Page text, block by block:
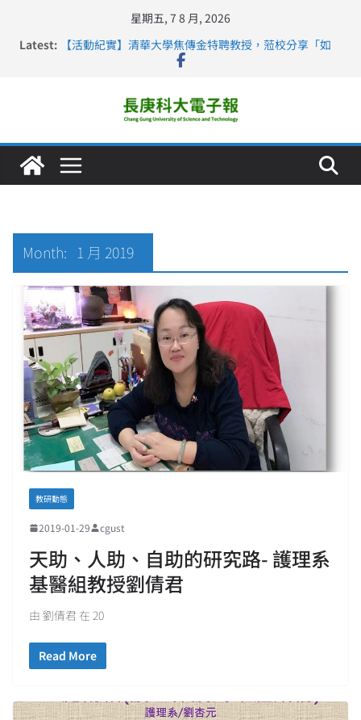
星期五, 7 8 月, 2026
Latest:
【活動紀實】清華大學焦傳金特聘教授，蒞校分享「如
長庚科大連四年穩居《遠見》醫學大學第5名 辦學實力再
深化永續醫療 長庚科大攜菲、印頂尖大學跨國合作
長庚科大護理系勇奪2026羅馬尼亞歐洲盃國際發明展雙
金牌暨雙特別獎 AI智慧照護與護理教育創新獲國際肯定
Month: 1 月 2019
教研動態
2019-01-29 cgust
天助、人助、自助的研究路- 護理系
基醫組教授劉倩君
由 劉倩君 在 20
Read More